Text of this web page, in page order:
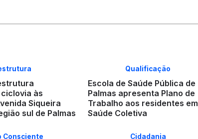
às
Siqueira
sul de Palmas
Qualificação
Escola de Saúde Pública de
Palmas apresenta Plano de
Trabalho aos residentes em
Saúde Coletiva
Consciente Cidadania